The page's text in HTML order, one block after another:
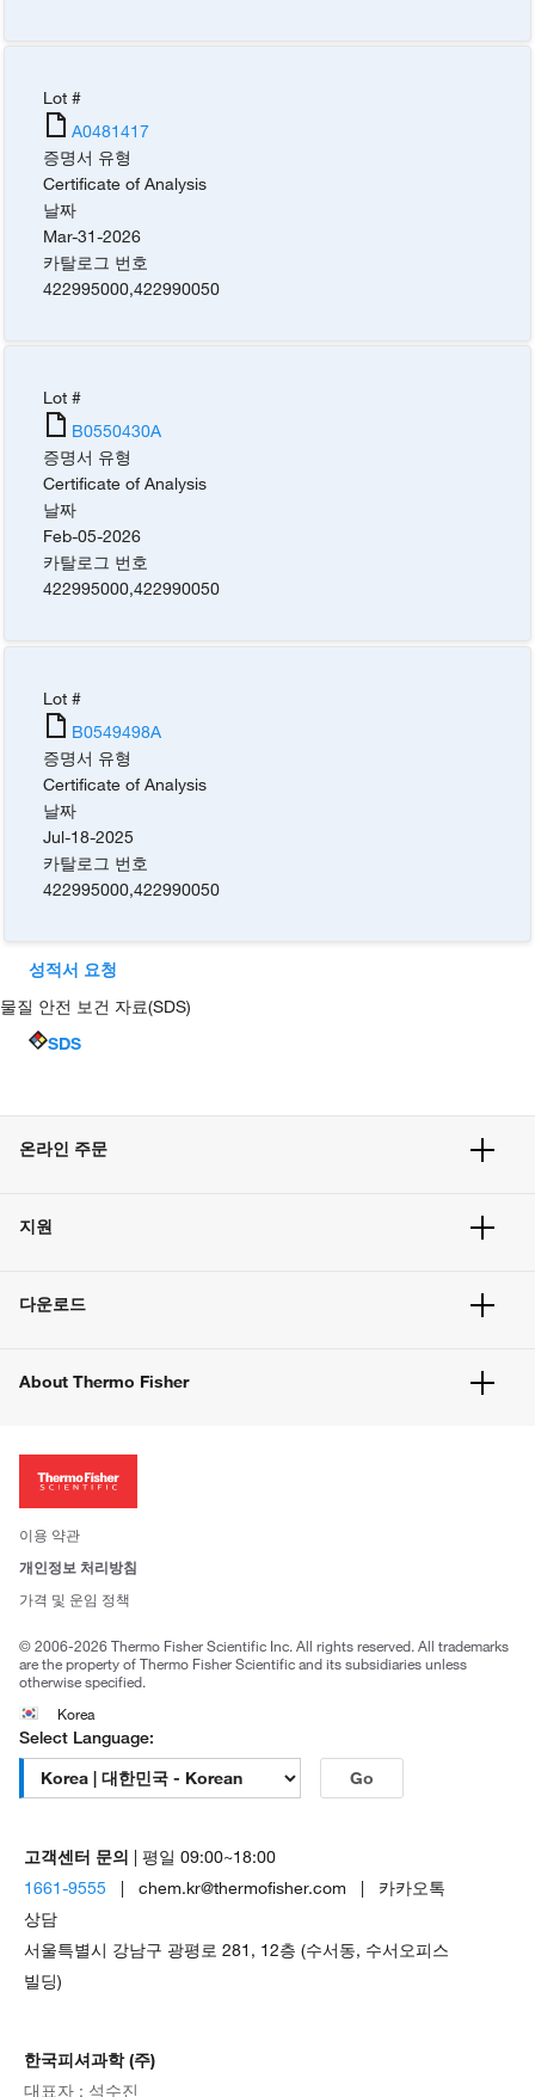
Lot #
A0481417
증명서 유형
Certificate of Analysis
날짜
Mar-31-2026
카탈로그 번호
422995000,422990050
Lot #
B0550430A
증명서 유형
Certificate of Analysis
날짜
Feb-05-2026
카탈로그 번호
422995000,422990050
Lot #
B0549498A
증명서 유형
Certificate of Analysis
날짜
Jul-18-2025
카탈로그 번호
422995000,422990050
성적서 요청
물질 안전 보건 자료(SDS)
SDS
온라인 주문
주문 방법
벌크 주문
지원
고객 센터
웹사이트 개선사항
다운로드
About Thermo Fisher
투자자
사회적 책임
브랜드
이용 약관
개인정보 처리방침
가격 및 운임 정책
© 2006-2026 Thermo Fisher Scientific Inc. All rights reserved. All trademarks
are the property of Thermo Fisher Scientific and its subsidiaries unless
otherwise specified.
Korea
Select Language:
Go
고객센터 문의 | 평일 09:00~18:00
1661-9555 | chem.kr@thermofisher.com | 카카오톡
상담
서울특별시 강남구 광평로 281, 12층 (수서동, 수서오피스
빌딩)
한국피셔과학 (주)
대표자 : 석수진